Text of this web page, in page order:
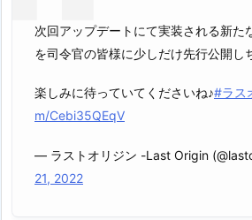
次回アップデートにて実装される新た
を司令官の皆様に少しだけ先行公開し
楽しみに待っていてくださいね♪#ラス
m/Cebi35QEqV
— ラストオリジン -Last Origin
21, 2022